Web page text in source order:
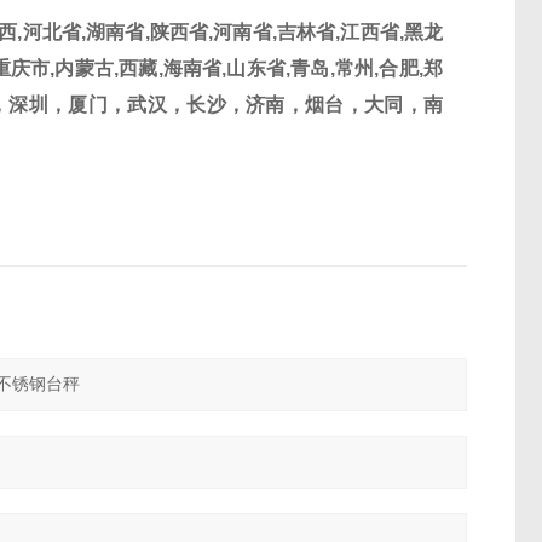
,河北省,湖南省,陕西省,河南省,吉林省,江西省,黑龙
庆市,内蒙古,西藏,海南省,山东省,青岛,常州 ,合肥,郑
圳，厦门，武汉，长沙，济南，烟台，大同，南